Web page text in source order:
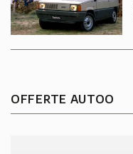
OFFERTE AUTOO